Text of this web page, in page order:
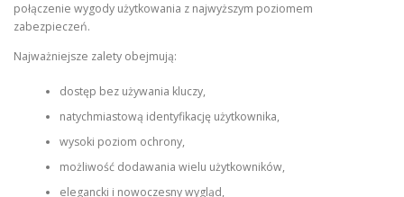
połączenie wygody użytkowania z najwyższym poziomem
zabezpieczeń.
Najważniejsze zalety obejmują:
dostęp bez używania kluczy,
natychmiastową identyfikację użytkownika,
wysoki poziom ochrony,
możliwość dodawania wielu użytkowników,
elegancki i nowoczesny wygląd,